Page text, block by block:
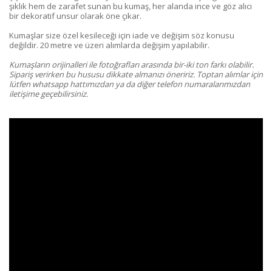
şıklık hem de zarafet sunan bu kumaş, her alanda ince ve göz alıcı
bir dekoratif unsur olarak öne çıkar.
Kumaşlar size özel kesileceği için iade ve değişim söz konusu
değildir. 20 metre ve üzeri alımlarda değişim yapılabilir.
Kumaşların orijinalleri ile fotoğrafları arasında bir-iki ton farkı olabilir.
Sipariş verirken bu hususu dikkate almanızı öneririz. Toptan alımlar için
lütfen whatsapp hattımızdan ya da diğer telefon numaralarımızdan
iletişime geçebilirsiniz.